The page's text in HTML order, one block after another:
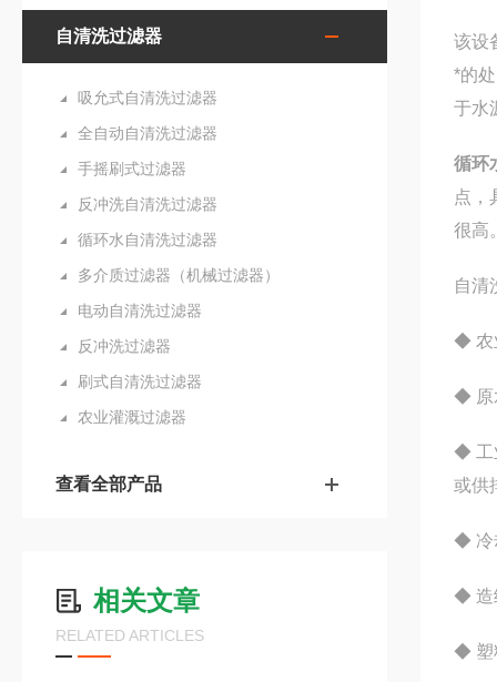
自清洗过滤器
吸允式自清洗过滤器
全自动自清洗过滤器
手摇刷式过滤器
反冲洗自清洗过滤器
循环水自清洗过滤器
多介质过滤器（机械过滤器）
电动自清洗过滤器
反冲洗过滤器
刷式自清洗过滤器
农业灌溉过滤器
查看全部产品
相关文章
RELATED ARTICLES
该设
*的
于水
循环
点，
很高
自清
◆ 农
◆ 原
◆ 工
或供
◆ 冷
◆ 造
◆ 塑